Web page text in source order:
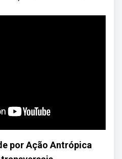
por Ação Antrópica